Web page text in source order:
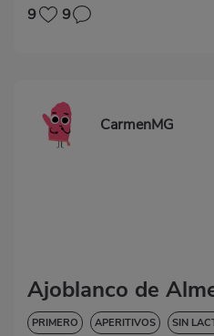
9 9
CarmenMG
Ajoblanco de
PRIMERO APERITIVOS SIN